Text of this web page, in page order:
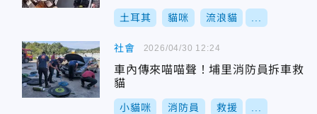
土耳其 貓咪 流浪貓
社會
車內傳來喵喵聲！埔里消防員拆車救
貓
小貓咪 消防員 救援
2026/04/30 12:24